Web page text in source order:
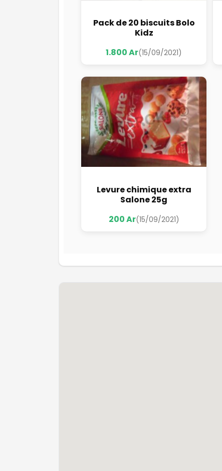
Pack de 20 biscuits Bolo
Kidz
1.800 Ar(15/09/2021)
Levure chimique extra
Salone 25g
200 Ar(15/09/2021)